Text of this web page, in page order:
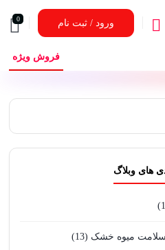
ورود / ثبت نام 0
فروش ویژه
های وبلاگ
سلامت میوه خشک (13)